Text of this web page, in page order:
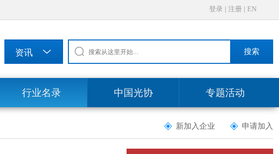
登录 注册 EN
搜索
行业名录 中国光协 专题活动
新加入企业 申请加入